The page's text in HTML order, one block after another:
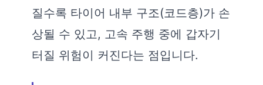
질수록 타이어 내부 구조(코드층)가 손
상될 수 있고, 고속 주행 중에 갑자기
터질 위험이 커진다는 점입니다.